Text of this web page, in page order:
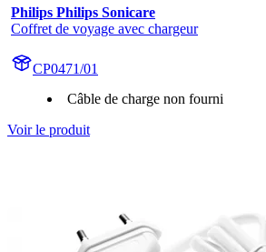
Philips Philips Sonicare
Coffret de voyage avec chargeur
CP0471/01
Câble de charge non fourni
Voir le produit